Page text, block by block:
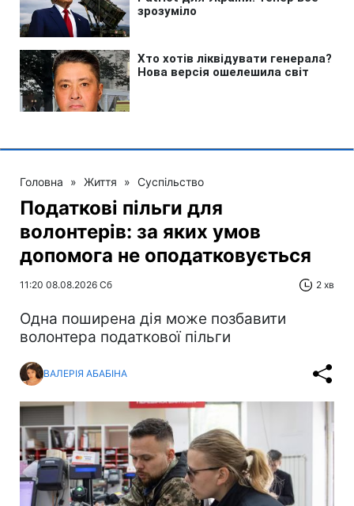
Головна » Життя » Суспільство
Податкові пільги для
волонтерів: за яких умов
допомога не оподатковується
11:20 08.08.2026 Сб 2 хв
Одна поширена дія може позбавити
волонтера податкової пільги
ВАЛЕРІЯ АБАБІНА